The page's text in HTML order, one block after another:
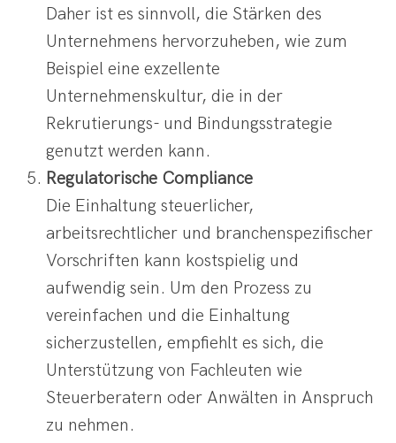
Daher ist es sinnvoll, die Stärken des
Unternehmens hervorzuheben, wie zum
Beispiel eine exzellente
Unternehmenskultur, die in der
Rekrutierungs- und Bindungsstrategie
genutzt werden kann.
Regulatorische Compliance
Die Einhaltung steuerlicher,
arbeitsrechtlicher und branchenspezifischer
Vorschriften kann kostspielig und
aufwendig sein. Um den Prozess zu
vereinfachen und die Einhaltung
sicherzustellen, empfiehlt es sich, die
Unterstützung von Fachleuten wie
Steuerberatern oder Anwälten in Anspruch
zu nehmen.